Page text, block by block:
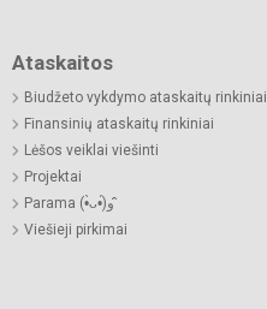
Ataskaitos
Biudžeto vykdymo ataskaitų rinkiniai
Finansinių ataskaitų rinkiniai
Lėšos veiklai viešinti
Projektai
Parama (•̀ᴗ•́)و ̑̑
Viešieji pirkimai